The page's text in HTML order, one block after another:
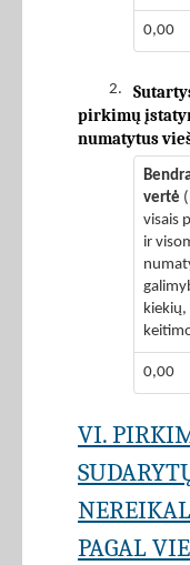
0,00
2.
pirkimų
numatytus
vertė
visais
ir
0,00
VI.
PAGAL